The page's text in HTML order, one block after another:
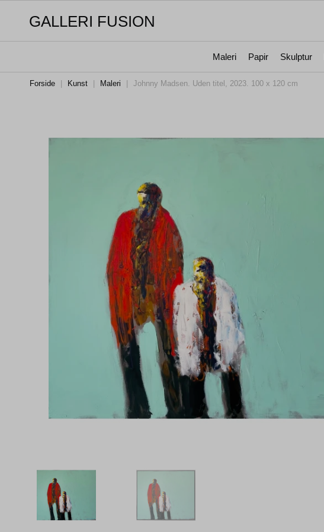
GALLERI FUSION
Maleri Papir Skulptur
Forside Kunst Maleri Johnny Madsen. Uden titel, 2023. 100 x 120 cm